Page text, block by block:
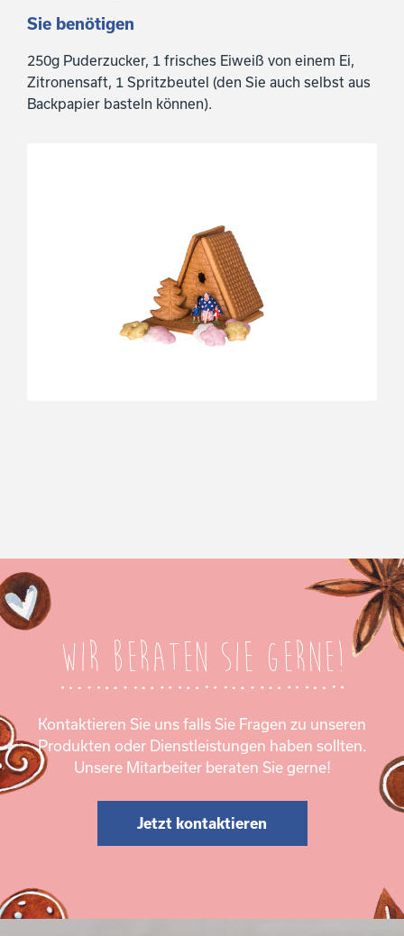
Sie benötigen
250g Puderzucker, 1 frisches Eiweiß von einem Ei,
Zitronensaft, 1 Spritzbeutel (den Sie auch selbst aus
Backpapier basteln können).
Wir beraten Sie gerne!
Kontaktieren Sie uns falls Sie Fragen zu unseren
Produkten oder Dienstleistungen haben sollten.
Unsere Mitarbeiter beraten Sie gerne!
Jetzt kontaktieren